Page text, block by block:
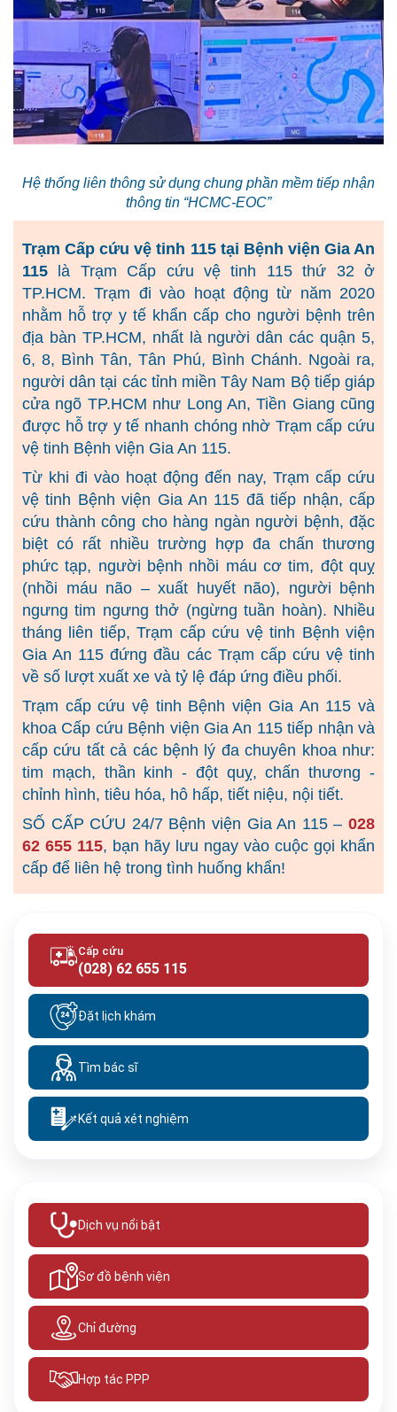
Hệ thống liên thông sử dụng chung phần mềm tiếp nhận
thông tin “HCMC-EOC”
Trạm Cấp cứu vệ tinh 115 tại Bệnh viện Gia An
115 là Trạm Cấp cứu vệ tinh 115 thứ 32 ở
TP.HCM. Trạm đi vào hoạt động từ năm 2020
nhằm hỗ trợ y tế khẩn cấp cho người bệnh trên
địa bàn TP.HCM, nhất là người dân các quận 5,
6, 8, Bình Tân, Tân Phú, Bình Chánh. Ngoài ra,
người dân tại các tỉnh miền Tây Nam Bộ tiếp giáp
cửa ngõ TP.HCM như Long An, Tiền Giang cũng
được hỗ trợ y tế nhanh chóng nhờ Trạm cấp cứu
vệ tinh Bệnh viện Gia An 115.
Từ khi đi vào hoạt động đến nay, Trạm cấp cứu
vệ tinh Bệnh viện Gia An 115 đã tiếp nhận, cấp
cứu thành công cho hàng ngàn người bệnh, đặc
biệt có rất nhiều trường hợp đa chấn thương
phức tạp, người bệnh nhồi máu cơ tim, đột quỵ
(nhồi máu não – xuất huyết não), người bệnh
ngưng tim ngưng thở (ngừng tuần hoàn). Nhiều
tháng liên tiếp, Trạm cấp cứu vệ tinh Bệnh viện
Gia An 115 đứng đầu các Trạm cấp cứu vệ tinh
về số lượt xuất xe và tỷ lệ đáp ứng điều phối.
Trạm cấp cứu vệ tinh Bệnh viện Gia An 115 và
khoa Cấp cứu Bệnh viện Gia An 115 tiếp nhận và
cấp cứu tất cả các bệnh lý đa chuyên khoa như:
tim mạch, thần kinh - đột quỵ, chấn thương -
chỉnh hình, tiêu hóa, hô hấp, tiết niệu, nội tiết.
SỐ CẤP CỨU 24/7 Bệnh viện Gia An 115 – 028
62 655 115, bạn hãy lưu ngay vào cuộc gọi khẩn
cấp để liên hệ trong tình huống khẩn!
Cấp cứu
(028) 62 655 115
Đặt lịch khám
Tìm bác sĩ
Kết quả xét nghiệm
Dịch vụ nổi bật
Sơ đồ bệnh viện
Chỉ đường
Hợp tác PPP